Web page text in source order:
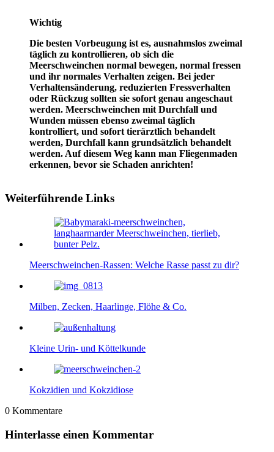
Wichtig
Die besten Vorbeugung ist es, ausnahmslos zweimal
täglich zu kontrollieren, ob sich die
Meerschweinchen normal bewegen, normal fressen
und ihr normales Verhalten zeigen. Bei jeder
Verhaltensänderung, reduzierten Fressverhalten
oder Rückzug sollten sie sofort genau angeschaut
werden. Meerschweinchen mit Durchfall und
Wunden müssen ebenso zweimal täglich
kontrolliert, und sofort tierärztlich behandelt
werden, Durchfall kann grundsätzlich behandelt
werden. Auf diesem Weg kann man Fliegenmaden
erkennen, bevor sie Schaden anrichten!
Weiterführende Links
Meerschweinchen-Rassen: Welche Rasse passt zu dir?
Milben, Zecken, Haarlinge, Flöhe & Co.
Kleine Urin- und Köttelkunde
Kokzidien und Kokzidiose
0 Kommentare
Hinterlasse einen Kommentar